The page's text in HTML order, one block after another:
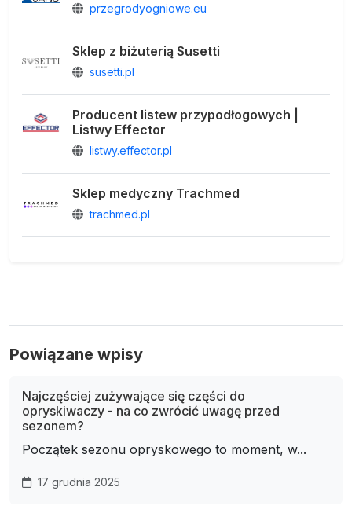
przegrodyogniowe.eu
Sklep z biżuterią Susetti
susetti.pl
Producent listew przypodłogowych |
Listwy Effector
listwy.effector.pl
Sklep medyczny Trachmed
trachmed.pl
Powiązane wpisy
Najczęściej zużywające się części do
opryskiwaczy - na co zwrócić uwagę przed
sezonem?
Początek sezonu opryskowego to moment, w...
17 grudnia 2025